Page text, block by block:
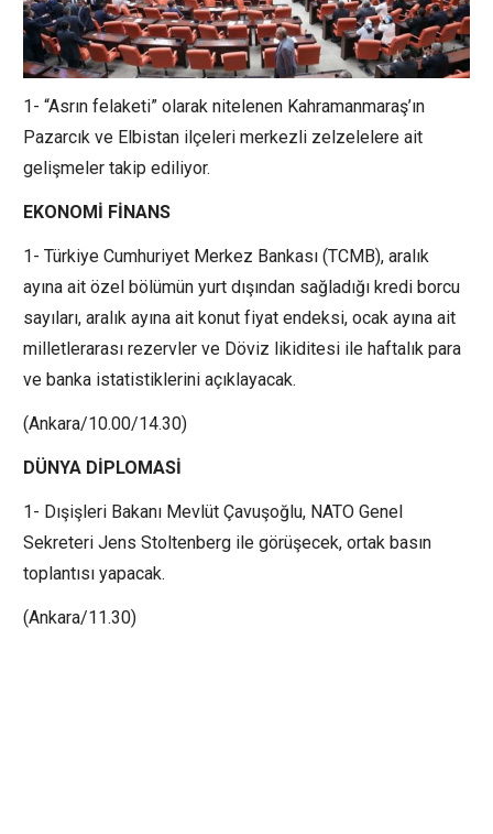
1- “Asrın felaketi” olarak nitelenen Kahramanmaraş’ın
Pazarcık ve Elbistan ilçeleri merkezli zelzelelere ait
gelişmeler takip ediliyor.
EKONOMİ FİNANS
1- Türkiye Cumhuriyet Merkez Bankası (TCMB), aralık
ayına ait özel bölümün yurt dışından sağladığı kredi borcu
sayıları, aralık ayına ait konut fiyat endeksi, ocak ayına ait
milletlerarası rezervler ve Döviz likiditesi ile haftalık para
ve banka istatistiklerini açıklayacak.
(Ankara/10.00/14.30)
DÜNYA DİPLOMASİ
1- Dışişleri Bakanı Mevlüt Çavuşoğlu, NATO Genel
Sekreteri Jens Stoltenberg ile görüşecek, ortak basın
toplantısı yapacak.
(Ankara/11.30)